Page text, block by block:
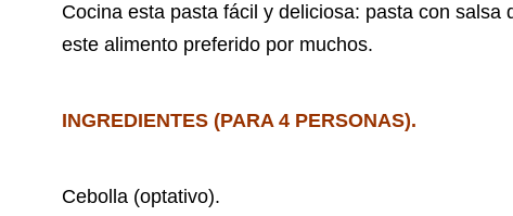
Cocina esta pasta fácil y deliciosa: pasta con
este alimento preferido por muchos.
INGREDIENTES (PARA 4 PERSONAS).
Cebolla (optativo).